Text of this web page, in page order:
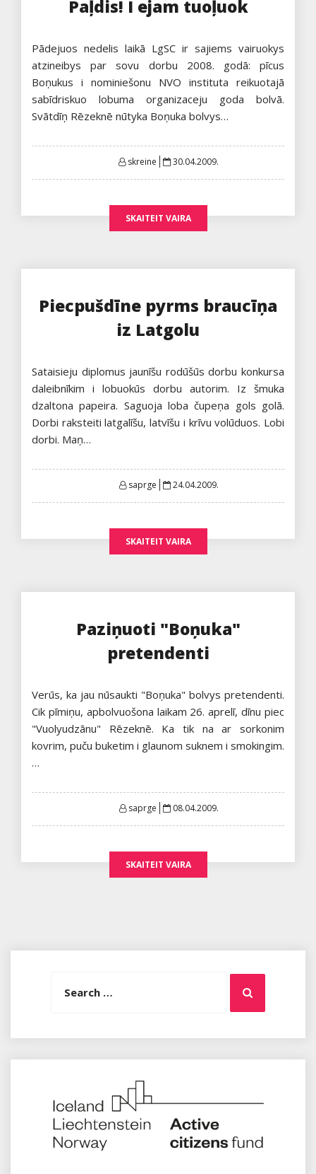
Paļdis! I ejam tuoļuok
Pādejuos nedelis laikā LgSC ir sajiems vairuokys
atzineibys par sovu dorbu 2008. godā: pīcus
Boņukus i nominiešonu NVO instituta reikuotajā
sabīdriskuo lobuma organizaceju goda bolvā.
Svātdīņ Rēzeknē nūtyka Boņuka bolvys…
skreine
Posted
30.04.2009.
SKAITEIT VAIRA
Piecpušdīne pyrms braucīņa
iz Latgolu
Sataisieju diplomus jaunīšu rodūšūs dorbu konkursa
daleibnīkim i lobuokūs dorbu autorim. Iz šmuka
dzaltona papeira. Saguoja loba čupeņa gols golā.
Dorbi raksteiti latgalīšu, latvīšu i krīvu volūduos. Lobi
dorbi. Maņ…
saprge
Posted
24.04.2009.
SKAITEIT VAIRA
Paziņuoti "Boņuka"
pretendenti
Verūs, ka jau nūsaukti "Boņuka" bolvys pretendenti.
Cik pīmiņu, apbolvuošona laikam 26. aprelī, dīnu piec
"Vuolyudzānu" Rēzeknē. Ka tik na ar sorkonim
kovrim, puču buketim i glaunom suknem i smokingim.
…
saprge
Posted
08.04.2009.
SKAITEIT VAIRA
Search